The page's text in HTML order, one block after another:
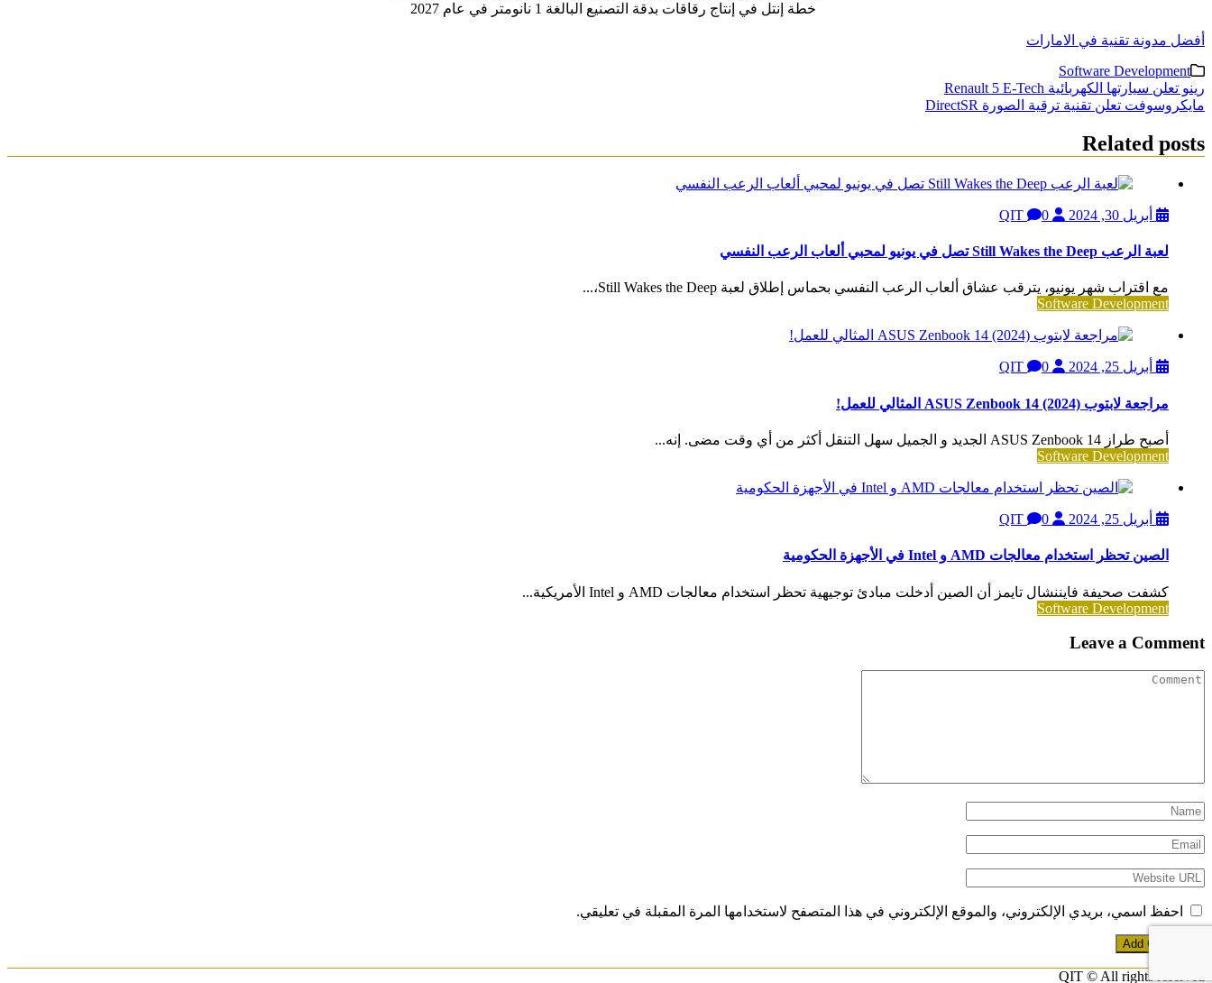
خطة إنتل في إنتاج رقاقات بدقة التصنيع البالغة 1 نانومتر في عام 2027
أفضل مدونة تقنية في الامارات
Software Development
تصفّح
المقالات
رينو تعلن سيارتها الكهربائية Renault 5 E-Tech
مايكروسوفت تعلن تقنية ترقية الصورة DirectSR
Related posts
أبريل 30, 2024 0
لعبة الرعب Still Wakes the Deep تصل في يونيو لمحبي ألعاب الرعب النفسي
مع اقتراب شهر يونيو، يترقب عشاق ألعاب الرعب النفسي بحماس إطلاق لعبة Still Wakes the Deep،...
Software Development
أبريل 25, 2024 0
مراجعة لابتوب ASUS Zenbook 14 (2024) المثالي للعمل!
أصبح طراز ASUS Zenbook 14 الجديد و الجميل سهل التنقل أكثر من أي وقت مضى. إنه...
Software Development
أبريل 25, 2024 0
الصين تحظر استخدام معالجات AMD و Intel في الأجهزة الحكومية
كشفت صحيفة فايننشال تايمز أن الصين أدخلت مبادئ توجيهية تحظر استخدام معالجات AMD و Intel الأمريكية...
Software Development
Leave a Comment
احفظ اسمي، بريدي الإلكتروني، والموقع الإلكتروني في هذا المتصفح لاستخدامها المرة المقبلة في تعليقي.
QIT © All rights reserved